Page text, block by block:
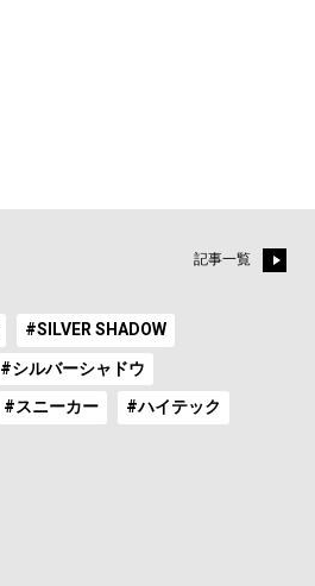
記事一覧
#SILVER SHADOW
#シルバーシャドウ
#スニーカー #ハイテック